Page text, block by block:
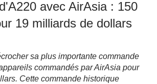
avec AirAsia : 150
19 milliards de dollars
sa plus importante commande
commandés par AirAsia pour
Cette commande historique